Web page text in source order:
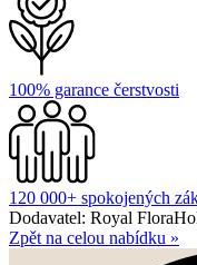
100% garance čerstvosti
120 000+ spokojených
Dodavatel: Royal
Zpět na celou nabídku »